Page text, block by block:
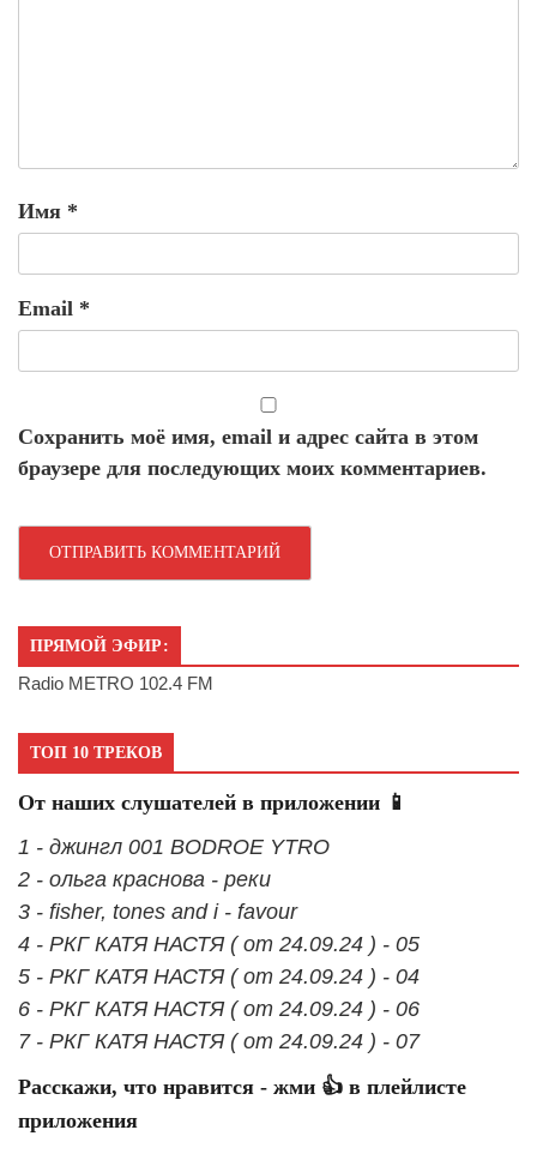
Имя *
Email *
Сохранить моё имя, email и адрес сайта в этом
браузере для последующих моих комментариев.
ПРЯМОЙ ЭФИР:
Radio METRO 102.4 FM
ТОП 10 ТРЕКОВ
От наших слушателей в приложении 📱
1 - джингл 001 BODROE YTRO
2 - ольга краснова - реки
3 - fisher, tones and i - favour
4 - РКГ КАТЯ НАСТЯ ( от 24.09.24 ) - 05
5 - РКГ КАТЯ НАСТЯ ( от 24.09.24 ) - 04
6 - РКГ КАТЯ НАСТЯ ( от 24.09.24 ) - 06
7 - РКГ КАТЯ НАСТЯ ( от 24.09.24 ) - 07
Расскажи, что нравится - жми 👍 в плейлисте
приложения